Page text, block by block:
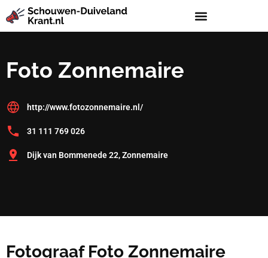
Foto Zonnemaire
http://www.fotozonnemaire.nl/
31 111 769 026
Dijk van Bommenede 22, Zonnemaire
Fotograaf Foto Zonnemaire